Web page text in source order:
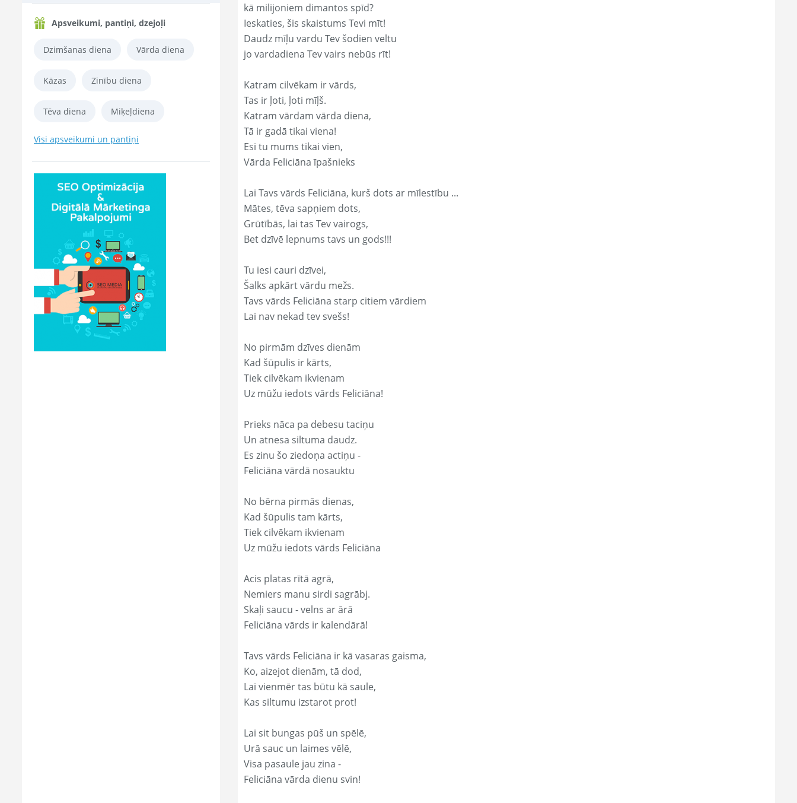
Apsveikumi, pantiņi, dzejoļi
Dzimšanas diena Vārda diena
Kāzas Zinību diena
Tēva diena Miķeļdiena
Visi apsveikumi un pantiņi
kā milijoniem dimantos spīd?
Ieskaties, šis skaistums Tevi mīt!
Daudz mīļu vardu Tev šodien veltu
jo vardadiena Tev vairs nebūs rīt!
Katram cilvēkam ir vārds,
Tas ir ļoti, ļoti mīļš.
Katram vārdam vārda diena,
Tā ir gadā tikai viena!
Esi tu mums tikai vien,
Vārda Feliciāna īpašnieks
Lai Tavs vārds Feliciāna, kurš dots ar mīlestību ...
Mātes, tēva sapņiem dots,
Grūtībās, lai tas Tev vairogs,
Bet dzīvē lepnums tavs un gods!!!
Tu iesi cauri dzīvei,
Šalks apkārt vārdu mežs.
Tavs vārds Feliciāna starp citiem vārdiem
Lai nav nekad tev svešs!
No pirmām dzīves dienām
Kad šūpulis ir kārts,
Tiek cilvēkam ikvienam
Uz mūžu iedots vārds Feliciāna!
Prieks nāca pa debesu taciņu
Un atnesa siltuma daudz.
Es zinu šo ziedoņa actiņu -
Feliciāna vārdā nosauktu
No bērna pirmās dienas,
Kad šūpulis tam kārts,
Tiek cilvēkam ikvienam
Uz mūžu iedots vārds Feliciāna
Acis platas rītā agrā,
Nemiers manu sirdi sagrābj.
Skaļi saucu - velns ar ārā
Feliciāna vārds ir kalendārā!
Tavs vārds Feliciāna ir kā vasaras gaisma,
Ko, aizejot dienām, tā dod,
Lai vienmēr tas būtu kā saule,
Kas siltumu izstarot prot!
Lai sit bungas pūš un spēlē,
Urā sauc un laimes vēlē,
Visa pasaule jau zina -
Feliciāna vārda dienu svin!